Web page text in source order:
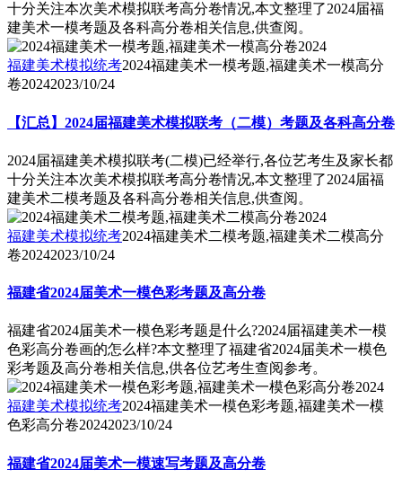
十分关注本次美术模拟联考高分卷情况,本文整理了2024届福
建美术一模考题及各科高分卷相关信息,供查阅。
福建美术模拟统考2024福建美术一模考题,福建美术一模高分
卷20242023/10/24
【汇总】2024届福建美术模拟联考（二模）考题及各科高分卷
2024届福建美术模拟联考(二模)已经举行,各位艺考生及家长都
十分关注本次美术模拟联考高分卷情况,本文整理了2024届福
建美术二模考题及各科高分卷相关信息,供查阅。
福建美术模拟统考2024福建美术二模考题,福建美术二模高分
卷20242023/10/24
福建省2024届美术一模色彩考题及高分卷
福建省2024届美术一模色彩考题是什么?2024届福建美术一模
色彩高分卷画的怎么样?本文整理了福建省2024届美术一模色
彩考题及高分卷相关信息,供各位艺考生查阅参考。
福建美术模拟统考2024福建美术一模色彩考题,福建美术一模
色彩高分卷20242023/10/24
福建省2024届美术一模速写考题及高分卷